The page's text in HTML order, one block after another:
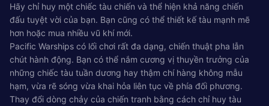
Hãy chỉ huy một chiếc tàu chiến và thể hiện khả năng chiến
đấu tuyệt vời của bạn. Bạn cũng có thể thiết kế tàu mạnh mẽ
hơn hoặc mua nhiều vũ khí mới.
Pacific Warships có lối chơi rất đa dạng, chiến thuật pha lẫn
chút hành động. Bạn có thể nắm cương vị thuyền trưởng của
những chiếc tàu tuần dương hay thậm chí hàng không mẫu
hạm, vừa rẽ sóng vừa khai hỏa liên tục về phía đối phương.
Thay đổi dòng chảy của chiến tranh bằng cách chỉ huy tàu